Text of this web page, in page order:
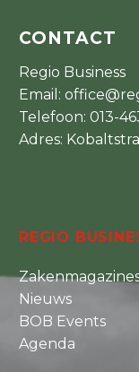
CONTACT
Regio Business
Email:
Telefoon: 013-
Adres:
REGIO
Nieuws
BOB Events
Agenda